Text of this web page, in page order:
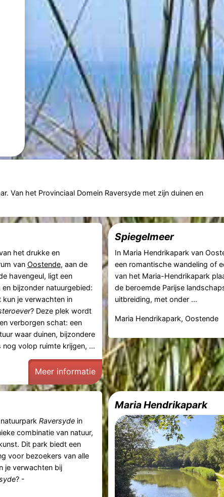
Van het Provinciaal Domein Raversyde met zijn duinen en
het drukke en
van Oostende, aan de
havengeul, ligt een
bijzonder natuurgebied:
kun je verwachten in
? Deze plek wordt
verborgen schat: een
waar duinen, bijzondere
nog volop ruimte krijgen, ...
Meer informatie
Spiegelmeer
In Maria Hendrikapark van
een romantische wandeling of
van het Maria-Hendrikapark
de beroemde Parijse
uitbreiding, met onder ...
Maria Hendrikapark, Oostende
Raversydein
combinatie van natuur,
Dit park biedt een
voor bezoekers van alle
je verwachten bij
? -
Maria Hendrikapark